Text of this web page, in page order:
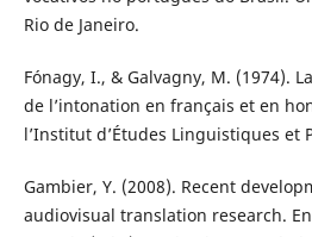
Rio de Janeiro.
Fónagy, I., & Galvagny, M. (1974).
de l’intonation en français et en
l’Institut d’Études Linguistiques et
Gambier, Y. (2008). Recent
audiovisual translation research. En